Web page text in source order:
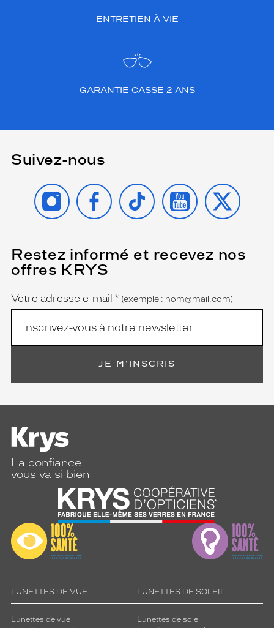
ENTRETIEN À VIE
GARANTIE CASSE 2 ANS
Suivez-nous
INSTAGRAMFACEBOOK
TIKTOK YOUTUBE
X
Restez informé et recevez nos
offres KRYS
Name
Votre adresse e-mail *
(Ce
champ
est
obligatoire)
(exemple : nom@mail.com)
JE M'INSCRIS
La confiance
vous va si bien
LUNETTES DE VUE
Lunettes de vue
LUNETTES DE SOLEIL
Lunettes de soleil